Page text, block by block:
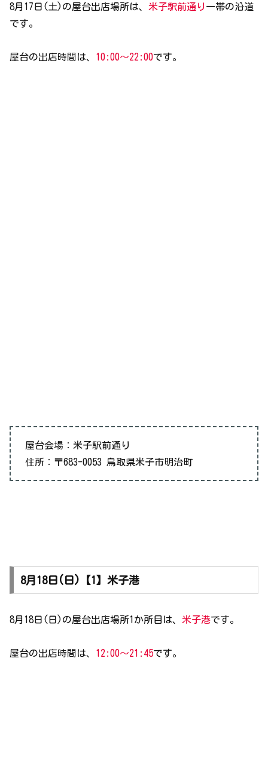
8月17日(土)の屋台出店場所は、 米子駅前通り一帯の沿道
です。
屋台の出店時間は、 10:00～22:00です。
屋台会場：米子駅前通り
住所：〒683-0053 鳥取県米子市明治町
8月18日(日)【1】米子港
8月18日(日)の屋台出店場所1か所目は、 米子港です。
屋台の出店時間は、 12:00～21:45です。